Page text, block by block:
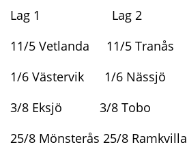
Lag 1
Lag 2
11/5 Vetlanda 11/5 Tranås
1/6 Västervik 1/6 Nässjö
3/8 Eksjö
3/8 Tobo
25/8 Mönsterås 25/8 Ramkvilla